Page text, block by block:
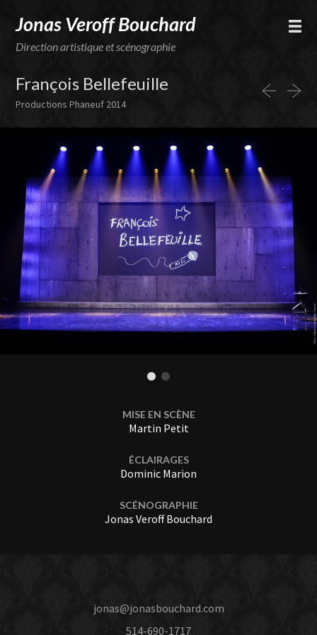
Jonas Veroff Bouchard
Direction artistique et scénographie
François Bellefeuille
Productions Phaneuf 2014
MISE EN SCÈNE
Martin Petit
ÉCLAIRAGES
Dominic Marion
SCÉNOGRAPHIE
Jonas Veroff Bouchard
jonas@jonasbouchard.com
514-690-1717